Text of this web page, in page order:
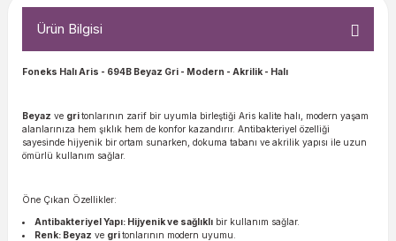
Ürün Bilgisi
Foneks Halı Aris - 694B Beyaz Gri - Modern - Akrilik - Halı
Beyaz ve gritonlarının zarif bir uyumla birleştiği Aris kalite halı, modern yaşam
alanlarınıza hem şıklık hem de konfor kazandırır. Antibakteriyel özelliği
sayesinde hijyenik bir ortam sunarken, dokuma tabanı ve akrilik yapısı ile uzun
ömürlü kullanım sağlar.
Öne Çıkan Özellikler:
Antibakteriyel Yapı: Hijyenik ve sağlıklı bir kullanım sağlar.
Renk: Beyaz ve gritonlarının modern uyumu.